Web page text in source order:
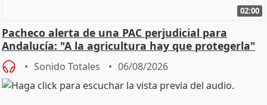
02:00
Pacheco alerta de una PAC perjudicial para
Andalucía: "A la agricultura hay que protegerla"
Sonido Totales 06/08/2026